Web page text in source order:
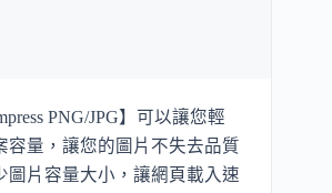
PNG/JPG】可以讓您輕
容量，讓您的圖片不失去品質
圖片容量大小，讓網頁載入速